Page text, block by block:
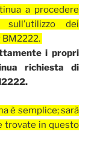
a procedere
dei
i propri
richiesta di
è semplice; sarà
trovate in questo